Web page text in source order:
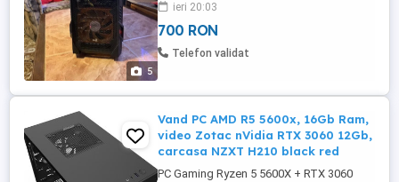
5
memorie , stocare ssd Sasung 238 GB
pentru sistem + HDD Hitachi 500 GB
pentru stocare , Windows 11 pro + Office
ieri 20:03
700 RON
Telefon validat
Vand PC AMD R5 5600x, 16Gb Ram,
video Zotac nVidia RTX 3060 12Gb,
carcasa NZXT H210 black red
PC Gaming Ryzen 5 5600X + RTX 3060